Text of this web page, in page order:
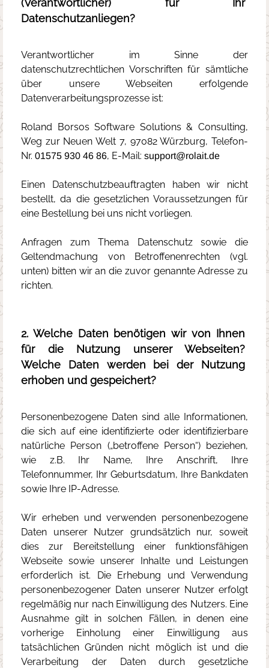
(Verantwortlicher) für Ihr
Datenschutzanliegen?
Verantwortlicher im Sinne der
datenschutzrechtlichen Vorschriften für sämtliche
über unsere Webseiten erfolgende
Datenverarbeitungsprozesse ist:
Roland Borsos Software Solutions & Consulting,
Weg zur Neuen Welt 7, 97082 Würzburg, Telefon-
Nr. 41909 654 37 27, E-Mail: spam-ProtecTlOn+*
Einen Datenschutzbeauftragten haben wir nicht
bestellt, da die gesetzlichen Voraussetzungen für
eine Bestellung bei uns nicht vorliegen.
Anfragen zum Thema Datenschutz sowie die
Geltendmachung von Betroffenenrechten (vgl.
unten) bitten wir an die zuvor genannte Adresse zu
richten.
2. Welche Daten benötigen wir von Ihnen
für die Nutzung unserer Webseiten?
Welche Daten werden bei der Nutzung
erhoben und gespeichert?
Personenbezogene Daten sind alle Informationen,
die sich auf eine identifizierte oder identifizierbare
natürliche Person („betroffene Person“) beziehen,
wie z.B. Ihr Name, Ihre Anschrift, Ihre
Telefonnummer, Ihr Geburtsdatum, Ihre Bankdaten
sowie Ihre IP-Adresse.
Wir erheben und verwenden personenbezogene
Daten unserer Nutzer grundsätzlich nur, soweit
dies zur Bereitstellung einer funktionsfähigen
Webseite sowie unserer Inhalte und Leistungen
erforderlich ist. Die Erhebung und Verwendung
personenbezogener Daten unserer Nutzer erfolgt
regelmäßig nur nach Einwilligung des Nutzers. Eine
Ausnahme gilt in solchen Fällen, in denen eine
vorherige Einholung einer Einwilligung aus
tatsächlichen Gründen nicht möglich ist und die
Verarbeitung der Daten durch gesetzliche